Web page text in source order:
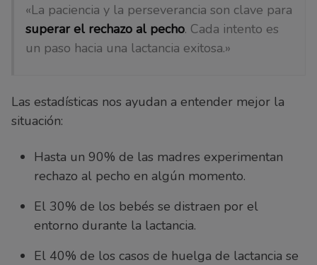
«La paciencia y la perseverancia son clave para
superar el rechazo al pecho. Cada intento es
un paso hacia una lactancia exitosa.»
Las estadísticas nos ayudan a entender mejor la
situación:
Hasta un 90% de las madres experimentan
rechazo al pecho en algún momento.
El 30% de los bebés se distraen por el
entorno durante la lactancia.
El 40% de los casos de huelga de lactancia se